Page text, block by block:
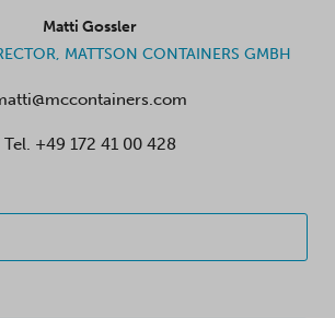
Matti Gossler
MATTSON CONTAINERS GMBH
Tel. +49 172 41 00 428